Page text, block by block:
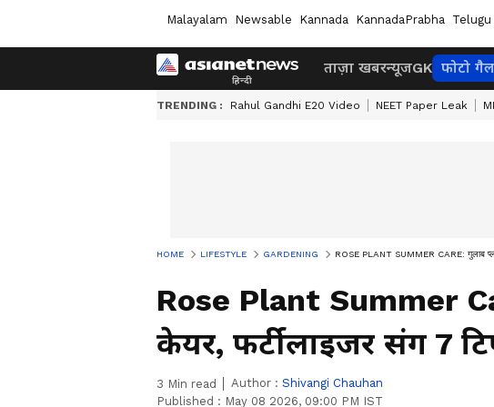
Malayalam Newsable Kannada KannadaPrabha Telugu
ताज़ा खबरन्यूजGK फोटो
TRENDING : Rahul Gandhi E20 Video NEET Paper Leak
HOME LIFESTYLE GARDENING ROSE PLANT SUMMER CARE: गुलाब
Rose Plant Summer
केयर, फर्टीलाइजर संग 7
3 Min read Author : Shivangi Chauhan
Published : May 08 2026, 09:00 PM IST